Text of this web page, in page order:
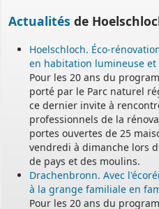
Actualités de
Hoelschloch. Éco-
en habitation lumineuse et
Pour les 20 ans du
porté par le Parc naturel
ce dernier invite à
professionnels de la
portes ouvertes de 25
vendredi à dimanche lors
de pays et des moulins.
Drachenbronn. Avec
à la grange familiale en
Pour les 20 ans du